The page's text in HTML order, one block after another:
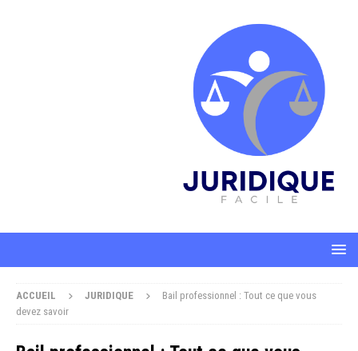
ACCUEIL JURIDIQUE
Bail professionnel : Tout ce que vous
devez savoir